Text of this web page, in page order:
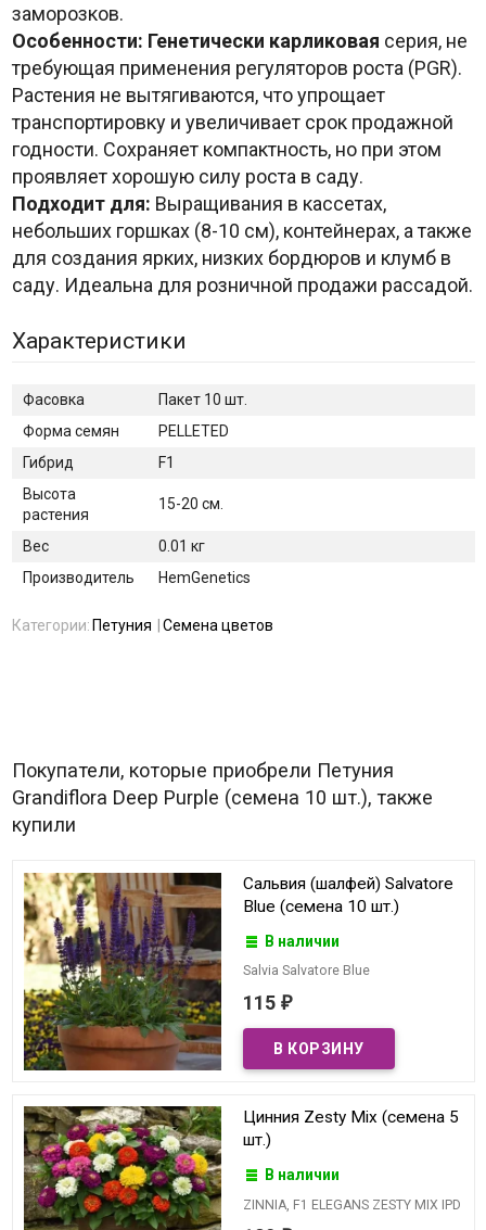
заморозков.
Особенности: Генетически карликовая серия, не
требующая применения регуляторов роста (PGR).
Растения не вытягиваются, что упрощает
транспортировку и увеличивает срок продажной
годности. Сохраняет компактность, но при этом
проявляет хорошую силу роста в саду.
Подходит для: Выращивания в кассетах,
небольших горшках (8-10 см), контейнерах, а также
для создания ярких, низких бордюров и клумб в
саду. Идеальна для розничной продажи рассадой.
Характеристики
Фасовка
Пакет 10 шт.
Форма семян
PELLETED
Гибрид
F1
Высота
растения
15-20 см.
Вес
0.01 кг
Производитель
HemGenetics
Категории: Петуния Семена цветов
Покупатели, которые приобрели Петуния
Grandiflora Deep Purple (семена 10 шт.), также
купили
Сальвия (шалфей) Salvatore
Blue (семена 10 шт.)
В наличии
Salvia Salvatore Blue
115 ₽
Цинния Zesty Mix (семена 5
шт.)
В наличии
ZINNIA, F1 ELEGANS ZESTY MIX IPD